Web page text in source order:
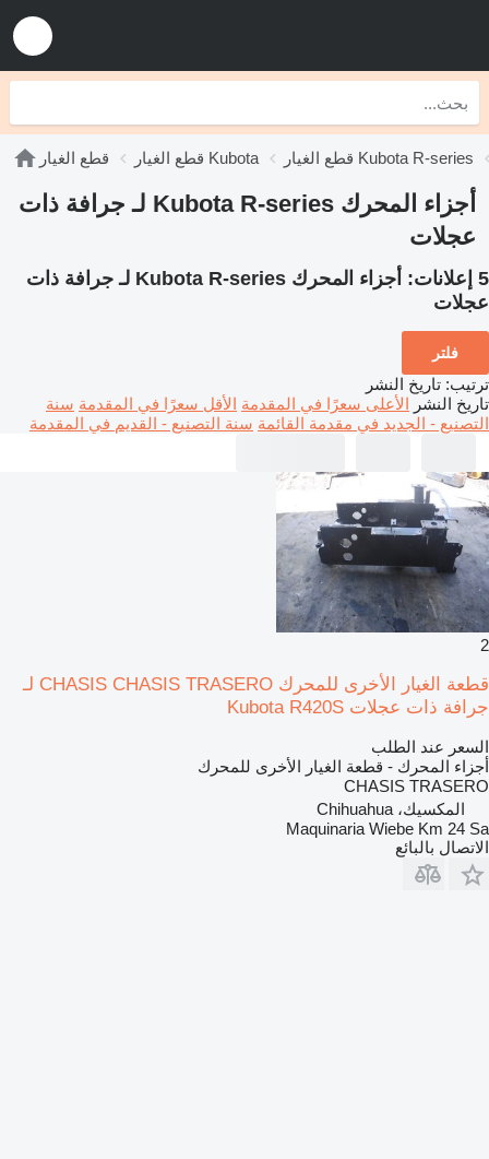
قطع الغيار قطع الغيار Kubota قطع الغيار Kubota R-series
أجزاء المحرك Kubota R-series لـ جرافة ذات
عجلات
5 إعلانات:
أجزاء المحرك Kubota R-series لـ جرافة ذات
عجلات
فلتر
ترتيب: تاريخ النشر
تاريخ النشر الأعلى سعرًا في المقدمة الأقل سعرًا في المقدمة سنة
التصنيع - الجديد في مقدمة القائمة سنة التصنيع - القديم في المقدمة
2
قطعة الغيار الأخرى للمحرك CHASIS CHASIS TRASERO لـ
جرافة ذات عجلات Kubota R420S
السعر عند الطلب
أجزاء المحرك - قطعة الغيار الأخرى للمحرك
CHASIS TRASERO
المكسيك، Chihuahua
Maquinaria Wiebe Km 24 Sa
الاتصال بالبائع